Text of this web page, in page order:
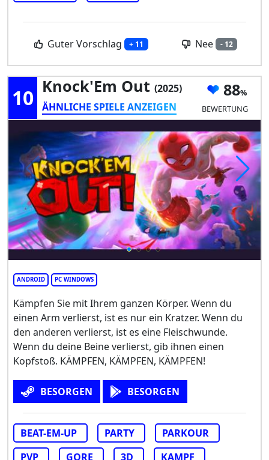
Guter Vorschlag + 11 Nee - 12
10 Knock'Em Out (2025)
ÄHNLICHE SPIELE ANZEIGEN
88
BEWERTUNG
ANDROID PC WINDOWS
Kämpfen Sie mit Ihrem ganzen Körper. Wenn du
einen Arm verlierst, ist es nur ein Kratzer. Wenn du
den anderen verlierst, ist es eine Fleischwunde.
Wenn du deine Beine verlierst, gib ihnen einen
Kopfstoß. KÄMPFEN, KÄMPFEN, KÄMPFEN!
BESORGEN BESORGEN
BEAT-EM-UP PARTY
PARKOUR
PVP
GORE 3D KAMPF